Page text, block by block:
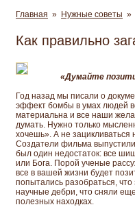
Главная » Нужные советы »
Как правильно
«Думайте
Год назад мы писали о
эффект бомбы в умах людей
материальна и все наши
думать. Нужно только
хочешь». А не зацикливаться
Создатели фильма
был один недостаток: все
или Бога. Порой ученые
все в вашей жизни будет
попытались разобраться,
научные дебри, что сняли
полезных находках.